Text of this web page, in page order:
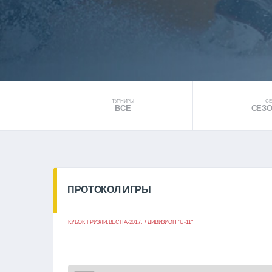
ТУРНИРЫ
ВСЕ
ПРОТОКОЛ ИГРЫ
КУБОК ГРИЗЛИ.ВЕСНА-2017. / ДИВИЗИОН "U-11"